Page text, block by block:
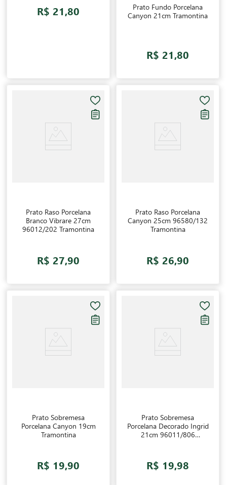
R$ 21,80
Prato Fundo Porcelana
Canyon 21cm Tramontina
R$ 21,80
Prato Raso Porcelana
Branco Vibrare 27cm
96012/202 Tramontina
R$ 27,90
Prato Raso Porcelana
Canyon 25cm 96580/132
Tramontina
R$ 26,90
Prato Sobremesa
Porcelana Canyon 19cm
Tramontina
R$ 19,90
Prato Sobremesa
Porcelana Decorado Ingrid
21cm 96011/806
R$ 19,98